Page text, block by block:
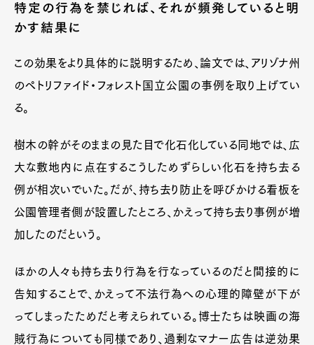
特定の行為を禁じれば、それが頻発していると明
かす結果に
この効果をより具体的に説明するため、論文では、アリゾナ州
のペトリファイド・フォレスト国立公園の事例を取り上げてい
る。
樹木の幹がそのままの見た目で化石化している同地では、広
大な敷地内に点在するこうしためずらしい化石を持ち去る
例が相次いでいた。だが、持ち去り防止を呼びかける看板を
公園管理者側が設置したところ、かえって持ち去り事例が増
加したのだという。
ほかの人々も持ち去り行為を行なっているのだと間接的に
告知することで、かえって不法行為への心理的障壁が下が
ってしまったためだと考えられている。博士たちは映画の海
賊行為についても同様であり、過剰なマナー広告は逆効果